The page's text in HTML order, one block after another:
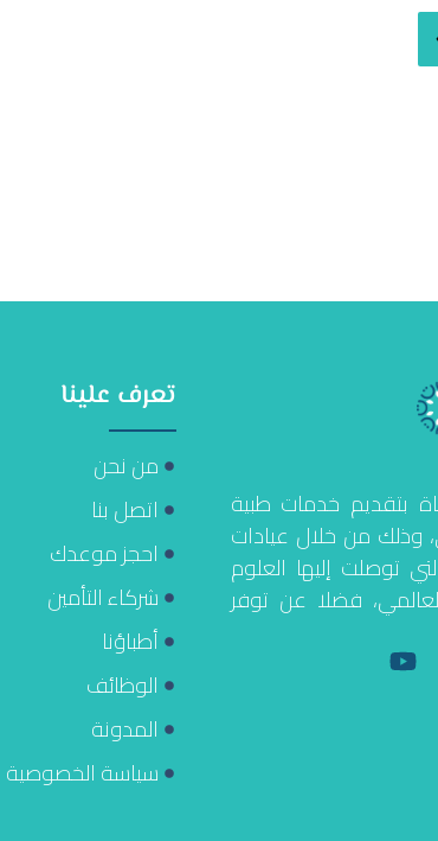
بتقديم خدمات طبية
وذلك من خلال عيادات
توصلت إليها العلوم
فضلا عن توفر
Y
تعرف علينا
من نحن
اتصل بنا
احجز موعدك
شركاء التأمين
أطباؤنا
الوظائف
المدونة
سياسة الخصوصية